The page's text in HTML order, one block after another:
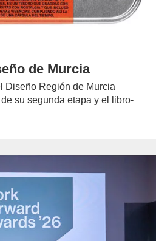
de Murcia
Diseño Región de Murcia
su segunda etapa y el libro-